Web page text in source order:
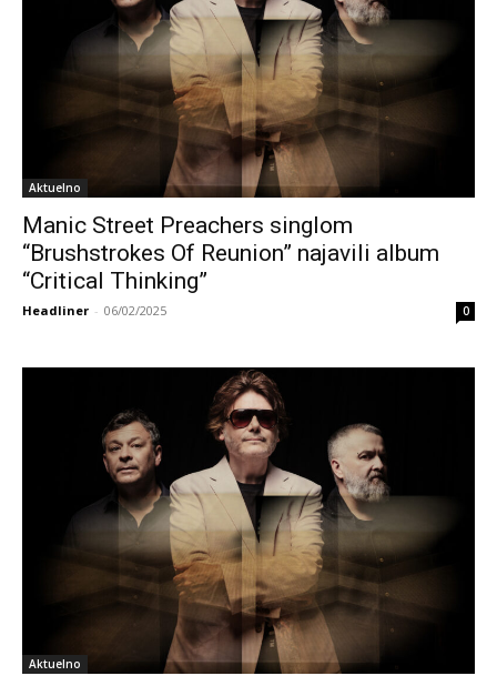
Aktuelno
Manic Street Preachers singlom
“Brushstrokes Of Reunion” najavili album
“Critical Thinking”
Headliner - 06/02/2025 0
Aktuelno